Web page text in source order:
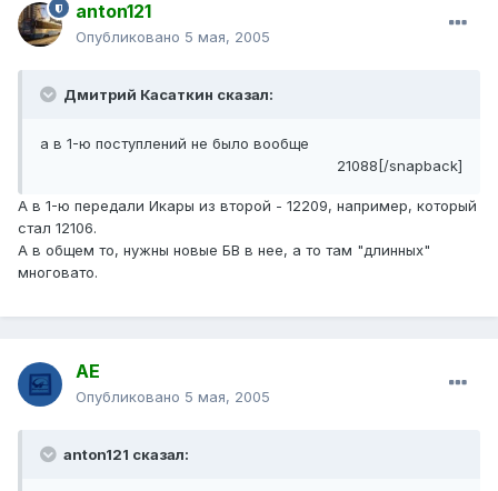
anton121
Опубликовано 5 мая, 2005
Дмитрий Касаткин сказал:
а в 1-ю поступлений не было вообще
21088[/snapback]
А в 1-ю передали Икары из второй - 12209, например, который
стал 12106.
А в общем то, нужны новые БВ в нее, а то там "длинных"
многовато.
АЕ
Опубликовано 5 мая, 2005
anton121 сказал: